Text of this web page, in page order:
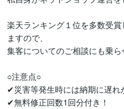
楽天ランキング１位を多数受
ますので、
集客についてのご相談にも乗
○注意点○
✔災害等発生時には納期に遅れ
✔無料修正回数1回分付き！